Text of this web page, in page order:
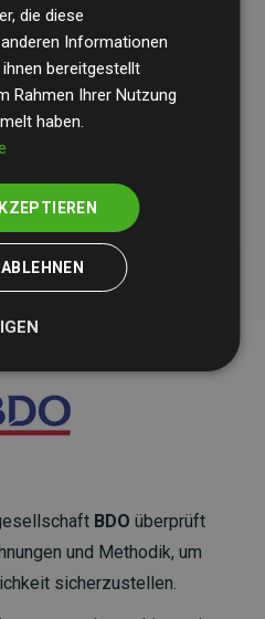
Projekten finden
Klimaprojekte unterstützen
BDO überprüft
und Methodik, um
sicherzustellen.
die diese
Informationen
bereitgestellt
Rahmen Ihrer Nutzung
haben.